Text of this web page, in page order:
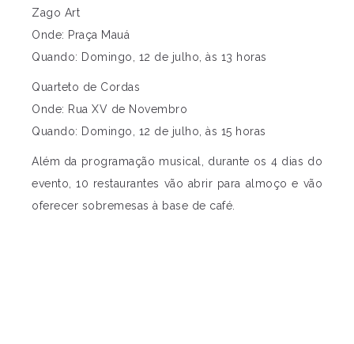
Zago Art
Onde: Praça Mauá
Quando: Domingo, 12 de julho, às 13 horas
Quarteto de Cordas
Onde: Rua XV de Novembro
Quando: Domingo, 12 de julho, às 15 horas
Além da programação musical, durante os 4 dias do
evento, 10 restaurantes vão abrir para almoço e vão
oferecer sobremesas à base de café.